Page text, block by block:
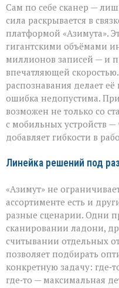
Сам по себе сканер —
сила раскрывается в
платформой «Азимута».
гигантскими объёмами
миллионов записей — и
впечатляющей
распознавания делает
ошибка недопустима.
возможен не только со
с мобильных устройств —
добавляет гибкости в
Линейка решений под
«Азимут» не
ассортименте есть и
разные сценарии. Одни
сканировании ладони,
считывании отдельных
позволяет подбирать
конкретную задачу:
где‑то — максимальная